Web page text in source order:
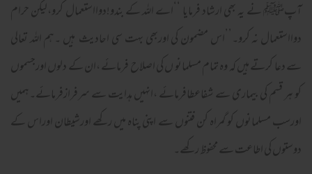
آپﷺ نے یہ بھی ارشاد فرمایا ‘‘اے اللہ کے بندو!دوااستعمال کرو،لیکن حرام
دوااستعمال نہ کرو۔’’اس مضمون کی اوربھی بہت سی احادیث ہیں ۔ہم اللہ تعالی
سے دعا کرتے ہیں کہ وہ تمام مسلمانو ں کی اصلاح فرمائے ،ان کے دلوں اورجسموں
کو ہر قسم کی بیماری سے شفاعطافرمائے ،انہیں ہدایت سے سرفرازفرمائے۔ہمیں
اورسب مسلمانوں کو گمراہ کن فتنوں سے اپنی پناہ میں رکھے اورشیطان اوراس کے
دوستوں کی اطاعت سے محفوظ رکھے۔